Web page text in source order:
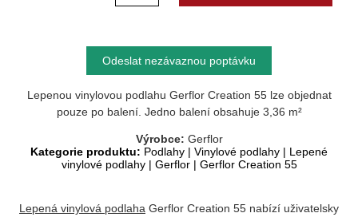
Odeslat nezávaznou poptávku
Lepenou vinylovou podlahu Gerflor Creation 55 lze objednat
pouze po balení. Jedno balení obsahuje 3,36 m²
Výrobce: Gerflor
Kategorie produktu: Podlahy | Vinylové podlahy | Lepené
vinylové podlahy| Gerflor| Gerflor Creation 55
Lepená vinylová podlaha Gerflor Creation 55 nabízí uživatelsky